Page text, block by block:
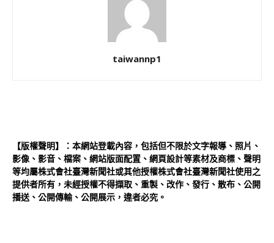
taiwannp1
【版權聲明】：本網站登載內容，包括但不限於文字報導、照片、
影像、影音、檔案、網站版面配置、網頁設計等素材及商標、聲明
等均屬株式會社臺灣新聞社或其他授權株式會社臺灣新聞社使用之
提供者所有，未經授權不得擷取、重製、改作、發行、散布、公開
播送、公開傳輸、公開展示，違者必究。